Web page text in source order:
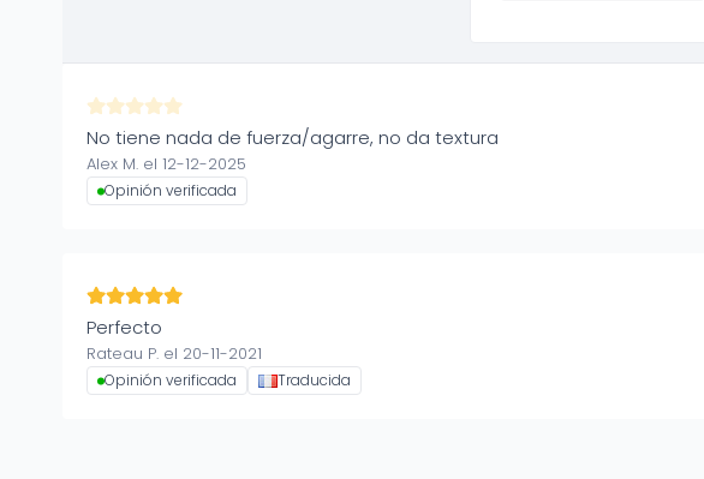
No tiene nada de fuerza/agarre, no da textura
Alex M. el 12-12-2025
Opinión verificada
Perfecto
Rateau P. el 20-11-2021
Opinión verificada Traducida